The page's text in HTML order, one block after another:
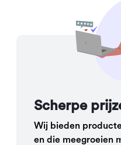
Scherpe
Wij bieden
en die meegroeien